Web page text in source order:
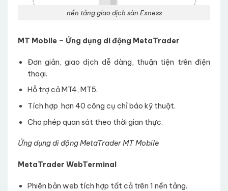
nền tảng giao dịch sàn Exness
MT Mobile – Ứng dụng di động MetaTrader
Đơn giản, giao dịch dễ dàng, thuận tiện trên điện
thoại.
Hỗ trợ cả MT4, MT5.
Tích hợp hơn 40 công cụ chỉ báo kỹ thuật.
Cho phép quan sát theo thời gian thực.
Ứng dụng di động MetaTrader MT Mobile
MetaTrader WebTerminal
Phiên bản web tích hợp tất cả trên 1 nền tảng.